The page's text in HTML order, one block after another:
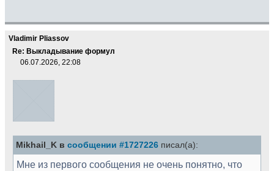
Vladimir Pliassov
Re: Выкладывание формул
06.07.2026, 22:08
Mikhail_K в сообщении #1727226 писал(а):
Мне из первого сообщения не очень понятно, что